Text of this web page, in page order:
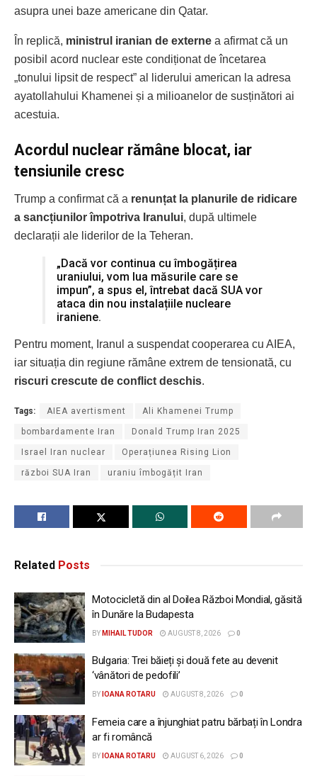
asupra unei baze americane din Qatar.
În replică, ministrul iranian de externe a afirmat că un
posibil acord nuclear este condiționat de încetarea
„tonului lipsit de respect” al liderului american la adresa
ayatollahului Khamenei și a milioanelor de susținători ai
acestuia.
Acordul nuclear rămâne blocat, iar
tensiunile cresc
Trump a confirmat că a renunțat la planurile de ridicare
a sancțiunilor împotriva Iranului, după ultimele
declarații ale liderilor de la Teheran.
„Dacă vor continua cu îmbogățirea
uraniului, vom lua măsurile care se
impun”, a spus el, întrebat dacă SUA vor
ataca din nou instalațiile nucleare
iraniene.
Pentru moment, Iranul a suspendat cooperarea cu AIEA,
iar situația din regiune rămâne extrem de tensionată, cu
riscuri crescute de conflict deschis.
Tags: AIEA avertisment Ali Khamenei Trump
bombardamente Iran Donald Trump Iran 2025
Israel Iran nuclear Operațiunea Rising Lion
război SUA Iran uraniu îmbogățit Iran
Related Posts
Motocicletă din al Doilea Război Mondial, găsită
în Dunăre la Budapesta
BY MIHAIL TUDOR AUGUST 8, 2026 0
Bulgaria: Trei băieți și două fete au devenit
‘vânători de pedofili’
BY IOANA ROTARU AUGUST 8, 2026 0
Femeia care a înjunghiat patru bărbați în Londra
ar fi româncă
BY IOANA ROTARU AUGUST 6, 2026 0